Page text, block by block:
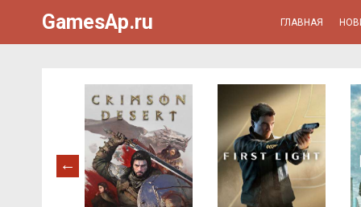
GamesAp.ru ГЛАВНАЯ